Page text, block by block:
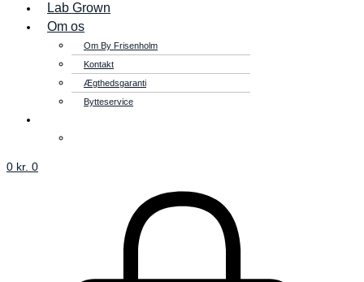
Lab Grown
Om os
Om By Frisenholm
Kontakt
Ægthedsgaranti
Bytteservice
0 kr. 0